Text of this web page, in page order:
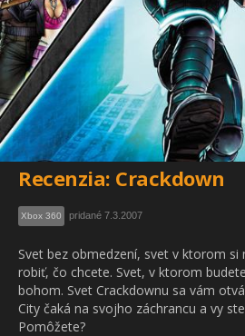
Recenzia: Crackdown
Xbox 360 pridané 7.3.2007
Svet bez obmedzení, svet v ktorom si
robiť, čo chcete. Svet, v ktorom
bohom. Svet Crackdownu sa vám
City čaká na svojho záchrancu a vy
Pomôžete?